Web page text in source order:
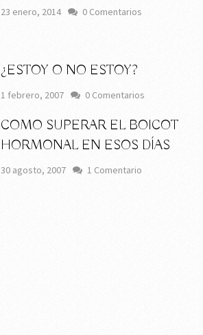
23 enero, 2014 0 Comentarios
¿ESTOY O NO ESTOY?
1 febrero, 2007 0 Comentarios
COMO SUPERAR EL BOICOT
HORMONAL EN ESOS DÍAS
30 agosto, 2007 1 Comentario